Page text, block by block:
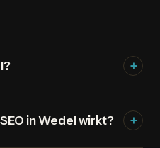
+
kostenlosen
in Wedel wirkt? +